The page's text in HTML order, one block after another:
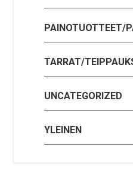
PAINOTUOTTEET/
TARRAT/
UNCATEGORIZED
YLEINEN